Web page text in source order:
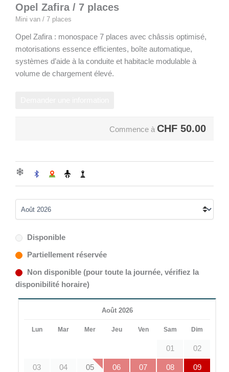
Opel Zafira / 7 places
Mini van / 7 places
Opel Zafira : monospace 7 places avec châssis optimisé,
motorisations essence efficientes, boîte automatique,
systèmes d’aide à la conduite et habitacle modulable à
volume de chargement élevé.
Commence à CHF 50.00
Disponible
Partiellement réservée
Non disponible (pour toute la journée, vérifiez la
disponibilité horaire)
Août 2026
Lun Mar Mer Jeu Ven Sam Dim
01 02
03 04 05 06 07 08 09